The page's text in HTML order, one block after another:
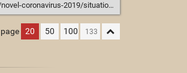
2019/situation-reports
20 50 100